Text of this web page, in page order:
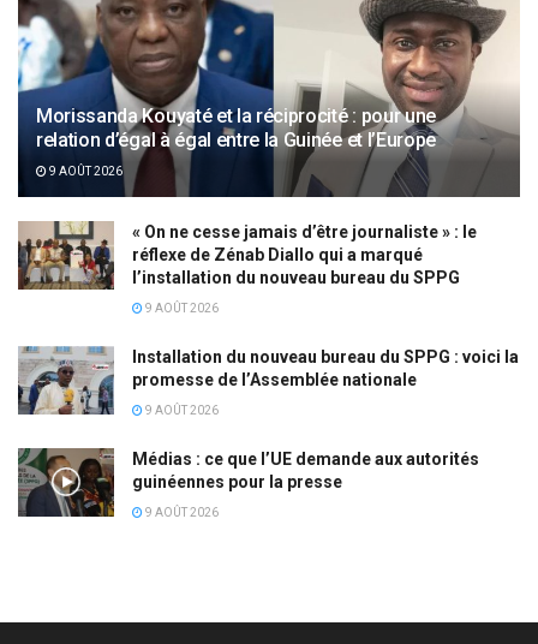
Morissanda Kouyaté et la réciprocité : pour une
relation d’égal à égal entre la Guinée et l’Europe
9 AOÛT 2026
« On ne cesse jamais d’être journaliste » : le
réflexe de Zénab Diallo qui a marqué
l’installation du nouveau bureau du SPPG
9 AOÛT 2026
Installation du nouveau bureau du SPPG : voici la
promesse de l’Assemblée nationale
9 AOÛT 2026
Médias : ce que l’UE demande aux autorités
guinéennes pour la presse
9 AOÛT 2026